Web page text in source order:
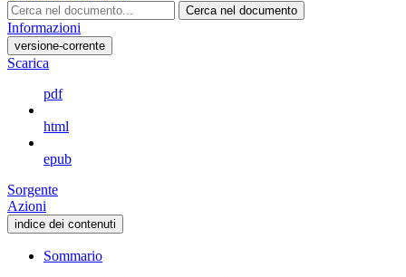
Cerca nel documento
Informazioni
versione-corrente
Scarica
pdf
html
epub
Sorgente
Azioni
indice dei contenuti
Sommario